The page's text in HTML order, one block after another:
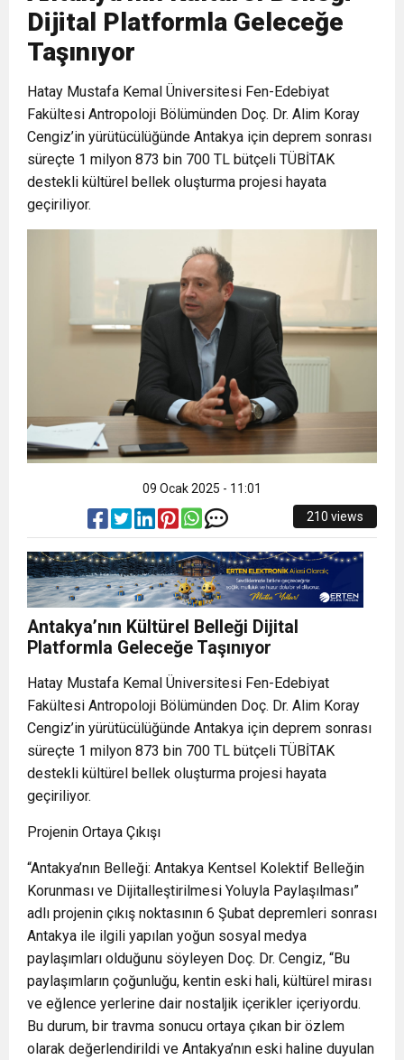
ve Onur Nişanesidir
6:19 HBB BAŞKANI ÖNTÜRK’ÜN
CUMHURİYET BAYRAMI MESAJI
17:36 KURUMLAR VERGİSİ ERTELENDİ
1:00 İTSO İŞ-KUR SGK TOPLANTI
DUYURUSU
21:40 CEYLANDERE’DE BAŞKAN EMRAH
KARAÇAY’A SEVGİ SELİ
BAŞKAN SAMİ ÜSTÜN’DEN
GÖNÜLLERE DOKUNAN ZİYARET
Dijital Platformla Geleceğe
Taşınıyor
Hatay Mustafa Kemal Üniversitesi Fen-Edebiyat
Fakültesi Antropoloji Bölümünden Doç. Dr. Alim Koray
Cengiz’in yürütücülüğünde Antakya için deprem sonrası
süreçte 1 milyon 873 bin 700 TL bütçeli TÜBİTAK
destekli kültürel bellek oluşturma projesi hayata
geçiriliyor.
09 Ocak 2025 - 11:01
210 views
Antakya’nın Kültürel Belleği Dijital
Platformla Geleceğe Taşınıyor
Hatay Mustafa Kemal Üniversitesi Fen-Edebiyat
Fakültesi Antropoloji Bölümünden Doç. Dr. Alim Koray
Cengiz’in yürütücülüğünde Antakya için deprem sonrası
süreçte 1 milyon 873 bin 700 TL bütçeli TÜBİTAK
destekli kültürel bellek oluşturma projesi hayata
geçiriliyor.
Projenin Ortaya Çıkışı
“Antakya’nın Belleği: Antakya Kentsel Kolektif Belleğin
Korunması ve Dijitalleştirilmesi Yoluyla Paylaşılması”
adlı projenin çıkış noktasının 6 Şubat depremleri sonrası
Antakya ile ilgili yapılan yoğun sosyal medya
paylaşımları olduğunu söyleyen Doç. Dr. Cengiz, “Bu
paylaşımların çoğunluğu, kentin eski hali, kültürel mirası
ve eğlence yerlerine dair nostaljik içerikler içeriyordu.
Bu durum, bir travma sonucu ortaya çıkan bir özlem
olarak değerlendirildi ve Antakya’nın eski haline duyulan